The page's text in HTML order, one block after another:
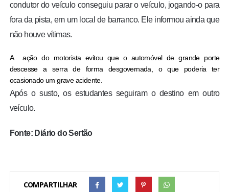
condutor do veículo conseguiu parar o veículo, jogando-o para
fora da pista, em um local de barranco. Ele informou ainda que
não houve vítimas.
A ação do motorista evitou que o automóvel de grande porte
descesse a serra de forma desgovernada, o que poderia ter
ocasionado um grave acidente.
Após o susto, os estudantes seguiram o destino em outro
veículo.
Fonte: Diáriodo Sertão
COMPARTILHAR